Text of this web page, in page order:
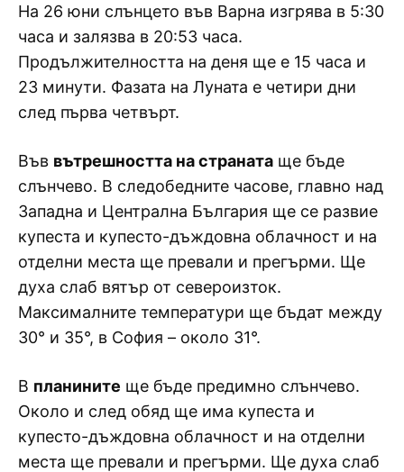
На 26 юни слънцето във Варна изгрява в 5:30
часа и залязва в 20:53 часа.
Продължителността на деня ще е 15 часа и
23 минути. Фазата на Луната е четири дни
след първа четвърт.
Във вътрешността на страната ще бъде
слънчево. В следобедните часове, главно над
Западна и Централна България ще се развие
купеста и купесто-дъждовна облачност и на
отделни места ще превали и прегърми. Ще
духа слаб вятър от североизток.
Максималните температури ще бъдат между
30° и 35°, в София – около 31°.
В планините ще бъде предимно слънчево.
Около и след обяд ще има купеста и
купесто-дъждовна облачност и на отделни
места ще превали и прегърми. Ще духа слаб